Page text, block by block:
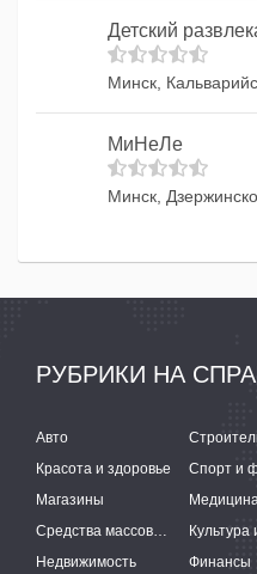
Детский
Минск,
МиНеЛе
Минск,
РУБРИКИ НА
Авто
Красота и здоровье
Спорт и
Магазины
Средства массовой информации
Недвижимость
Финансы